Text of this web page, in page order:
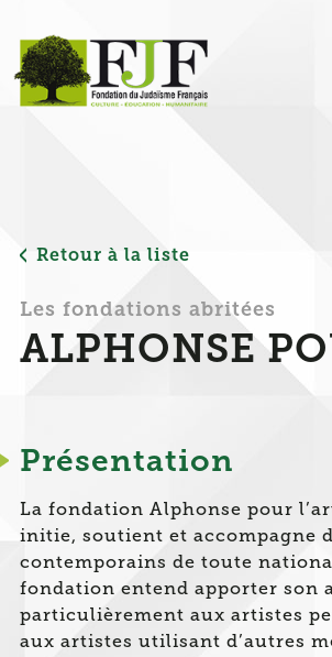
Retour à la liste
Les fondations abritées
ALPHONSE
Présentation
La fondation Alphonse pour
initie, soutient et accompagne
contemporains de toute
fondation entend apporter son
particulièrement aux artistes
aux artistes utilisant d’autres